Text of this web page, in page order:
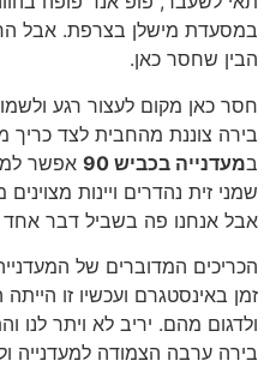
במסעדת מישלן בצרפת. אבל
הבין שחסר כאן.
חסר כאן מקום לעצור רגע
בירה צוננת מהחבית לצד כריך
במעדנייה בכביש 90
אפשר
שמני זית נהדרים ויינות
אבל אנחנו פה בשביל דבר אחד
הכריכים המדוברים של
זמן באינסטגרם ועכשיו זו
ולדגום מהם. יריב לא ויתר
בירה ערבה הצמודה למעדנייה